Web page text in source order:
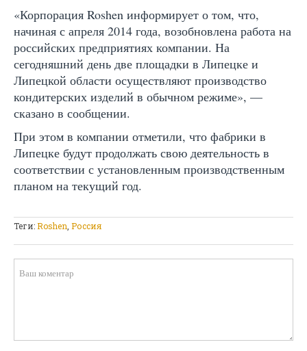
«Корпорация Roshen информирует о том, что,
начиная с апреля 2014 года, возобновлена работа на
российских предприятиях компании. На
сегодняшний день две площадки в Липецке и
Липецкой области осуществляют производство
кондитерских изделий в обычном режиме», —
сказано в сообщении.
При этом в компании отметили, что фабрики в
Липецке будут продолжать свою деятельность в
соответствии с установленным производственным
планом на текущий год.
Теги:Roshen Россия